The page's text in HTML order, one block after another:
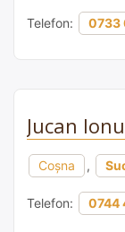
Telefon: 0733
Jucan
Coșna ,
Telefon: 0744